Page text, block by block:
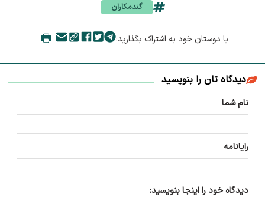
گندمکاران
با دوستان خود به اشتراک بگذارید:
دیدگاه تان را بنویسید
نام شما
رایانامه
دیدگاه خود را اینجا بنویسید: